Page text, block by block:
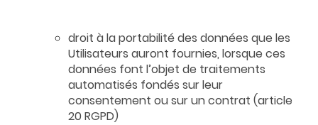
droit à la portabilité des données que les
Utilisateurs auront fournies, lorsque ces
données font l’objet de traitements
automatisés fondés sur leur
consentement ou sur un contrat (article
20 RGPD)